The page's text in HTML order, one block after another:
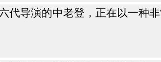
导演的中老登，正在以一种